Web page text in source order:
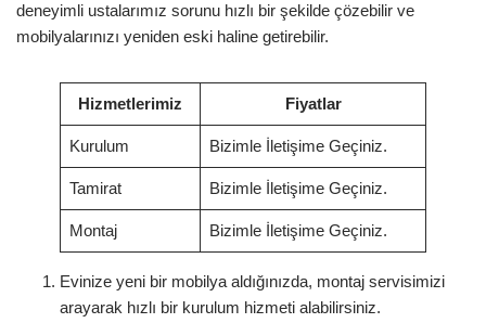
deneyimli ustalarımız sorunu hızlı bir şekilde çözebilir ve
mobilyalarınızı yeniden eski haline getirebilir.
Hizmetlerimiz Fiyatlar
Kurulum Bizimle İletişime Geçiniz.
Tamirat Bizimle İletişime Geçiniz.
Montaj Bizimle İletişime Geçiniz.
Evinize yeni bir mobilya aldığınızda, montaj servisimizi
arayarak hızlı bir kurulum hizmeti alabilirsiniz.